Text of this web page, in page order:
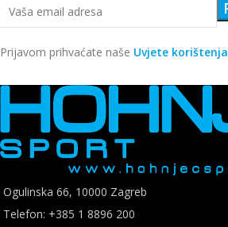
Prijavom prihvaćate naše Uvjete korištenja
Ogulinska 66, 10000 Zagreb
Telefon: +385 1 8896 200